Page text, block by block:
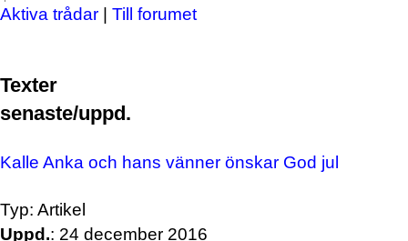
Aktiva trådar | Till forumet
Texter
senaste/uppd.
Kalle Anka och hans vänner önskar God jul
Typ: Artikel
Uppd.: 24 december 2016